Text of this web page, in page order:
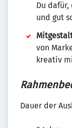
Du
und gut
von
kreativ
Dauer der